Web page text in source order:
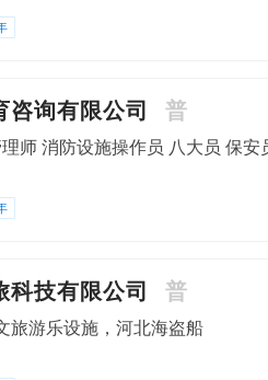
咨询有限公司 普
师 消防设施操作员 八大员 保安
科技有限公司 普
旅游乐设施，河北海盗船